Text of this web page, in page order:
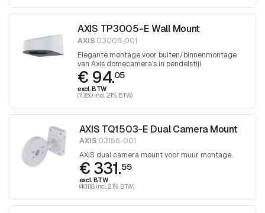
AXIS TP3005-E Wall Mount
AXIS 03008-001
Elegante montage voor buiten/binnenmontage
van Axis domecamera's in pendelstijl
€ 94.05
excl. BTW
(113.80 incl. 21% BTW)
AXIS TQ1503-E Dual Camera Mount
AXIS03156-001
AXIS dual camera mount voor muur montage.
€ 331.55
excl. BTW
(401.18 incl. 21% BTW)